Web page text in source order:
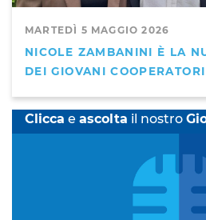
MARTEDÌ 5 MAGGIO 2026
NICOLE ZAMBANINI È LA
DEI GIOVANI
Clicca e ascolta il nostro